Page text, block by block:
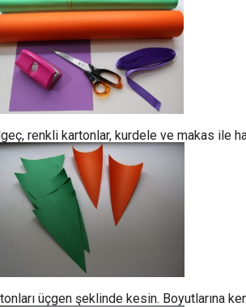
renkli kartonlar, kurdele ve makas ile
üçgen şeklinde kesin. Boyutlarına